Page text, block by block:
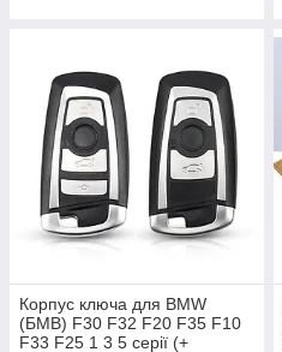
Корпус ключа для BMW
(БМВ) F30 F32 F20 F35 F10
F33 F25 1 3 5 серії (+